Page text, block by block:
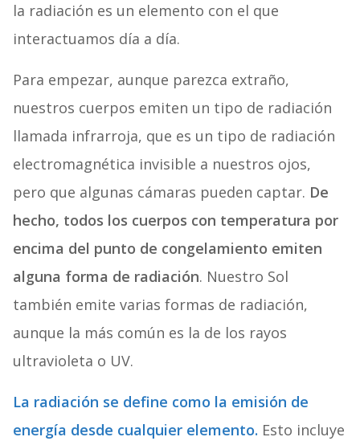
la radiación es un elemento con el que
interactuamos día a día.
Para empezar, aunque parezca extraño,
nuestros cuerpos emiten un tipo de radiación
llamada infrarroja, que es un tipo de radiación
electromagnética invisible a nuestros ojos,
pero que algunas cámaras pueden captar. De
hecho, todos los cuerpos con temperatura por
encima del punto de congelamiento emiten
alguna forma de radiación. Nuestro Sol
también emite varias formas de radiación,
aunque la más común es la de los rayos
ultravioleta o UV.
La radiación se define como la emisión de
energía desde cualquier elemento. Esto incluye